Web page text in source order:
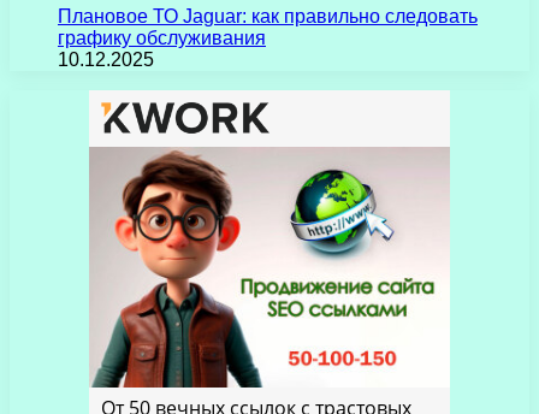
Плановое ТО Jaguar: как правильно следовать
графику обслуживания
10.12.2025